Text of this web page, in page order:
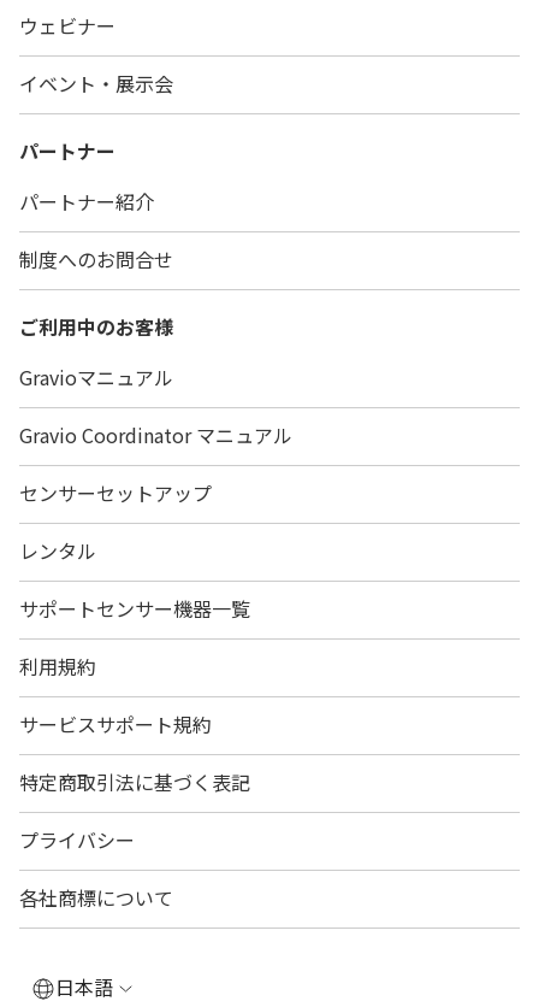
ウェビナー
イベント・展示会
パートナー
パートナー紹介
制度へのお問合せ
ご利用中のお客様
Gravioマニュアル
Gravio Coordinator マニュアル
センサーセットアップ
レンタル
サポートセンサー機器一覧
利用規約
サービスサポート規約
特定商取引法に基づく表記
プライバシー
各社商標について
日本語